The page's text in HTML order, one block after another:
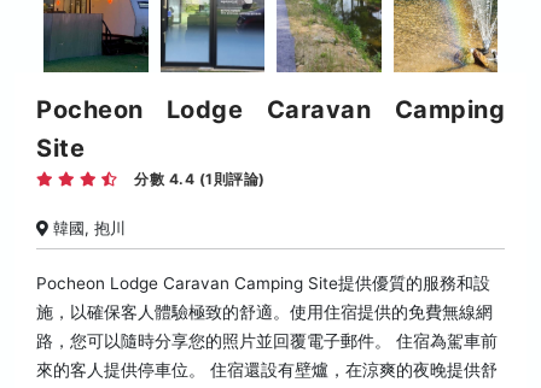
Pocheon Lodge Caravan Camping
Site
分數 4.4 (1則評論)
韓國, 抱川
Pocheon Lodge Caravan Camping Site提供優質的服務和設
施，以確保客人體驗極致的舒適。使用住宿提供的免費無線網
路，您可以隨時分享您的照片並回覆電子郵件。 住宿為駕車前
來的客人提供停車位。 住宿還設有壁爐，在涼爽的夜晚提供舒